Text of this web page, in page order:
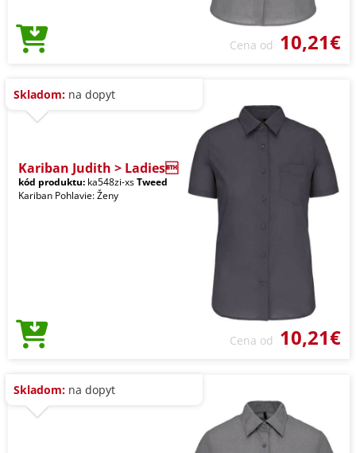
Cena od 10,21€
Skladom: na dopyt
Kariban Judith > Ladies
kód produktu: ka548zi-xsTweed
Kariban Pohlavie: Ženy
Cena od 10,21€
Skladom: na dopyt